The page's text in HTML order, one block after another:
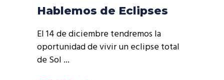
Hablemos de Eclipses
El 14 de diciembre tendremos la
oportunidad de vivir un eclipse total
de Sol